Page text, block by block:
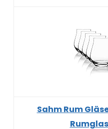
Sahm Rum